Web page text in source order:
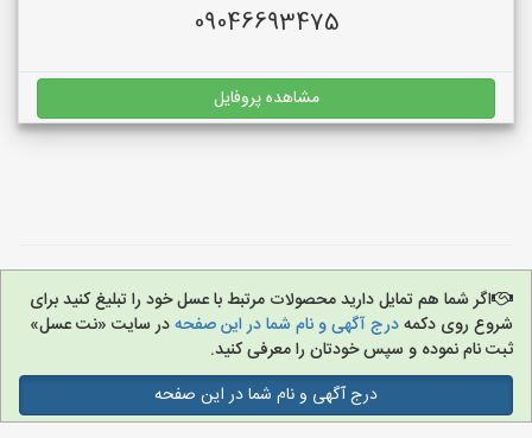
09046693475
مشاهده پروفایل
اگر شما هم تمایل دارید محصولات مرتبط با عسل خود را تبلیغ کنید برای
شروع روی دکمهدرج آگهی و نام شما در این صفحهدر سایت «نت عسل»
ثبت نام نموده و سپس خودتان را معرفی کنید.
درج آگهی و نام شما در این صفحه